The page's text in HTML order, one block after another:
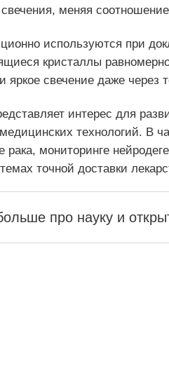
меняя
используются при
кристаллы
яркое свечение даже через
интерес для
технологий. В
рака, мониторинге
точной доставки
про науку и